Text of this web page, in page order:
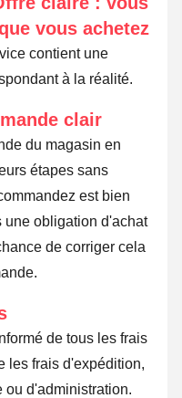
vous achetez
contient une
à la réalité.
clair
du magasin en
étapes sans
est bien
une obligation d'achat
de corriger cela
de tous les frais
les frais d'expédition,
ou d'administration.